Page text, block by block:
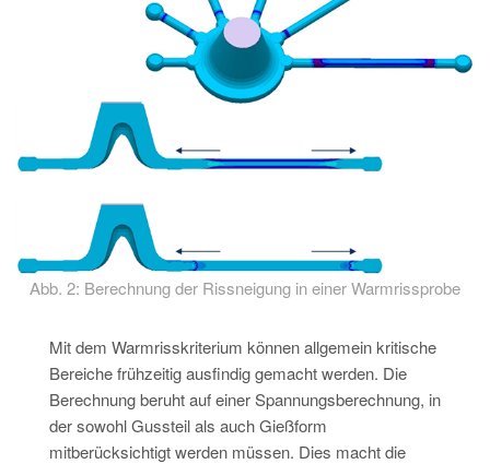
Abb. 2: Berechnung der Rissneigung in einer Warmrissprobe
Mit dem Warmrisskriterium können allgemein kritische
Bereiche frühzeitig ausfindig gemacht werden. Die
Berechnung beruht auf einer Spannungsberechnung, in
der sowohl Gussteil als auch Gießform
mitberücksichtigt werden müssen. Dies macht die